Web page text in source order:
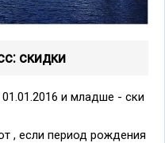
скидки
и младше - ски
, если период рождения